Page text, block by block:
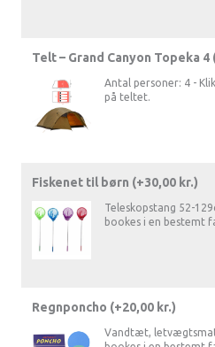
Telt – Grand Canyon Topeka 4
Antal personer: 4 -
på teltet.
Fiskenet til børn (+30,00 kr.)
Teleskopstang 52-
bookes i en bestemt
Regnponcho (+20,00 kr.)
Vandtæt,